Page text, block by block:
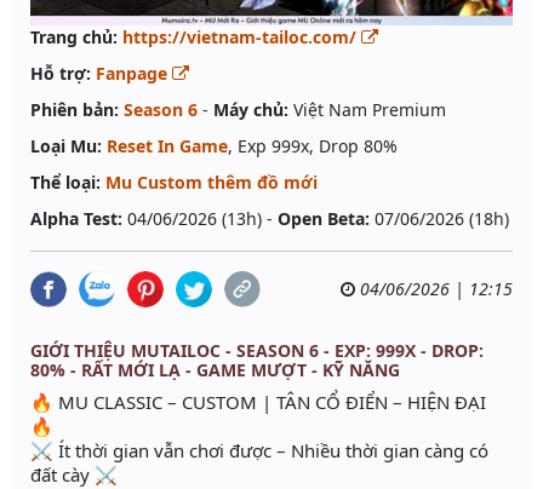
Trang chủ: https://vietnam-tailoc.com/
Hỗ trợ: Fanpage
Phiên bản: Season 6 - Máy chủ: Việt Nam Premium
Loại Mu: Reset In Game, Exp 999x, Drop 80%
Thể loại: Mu Custom thêm đồ mới
Alpha Test: 04/06/2026 (13h) - Open Beta: 07/06/2026 (18h)
04/06/2026 | 12:15
GIỚI THIỆU MUTAILOC - SEASON 6 - EXP: 999X - DROP:
80% - RẤT MỚI LẠ - GAME MƯỢT - KỸ NĂNG
🔥 MU CLASSIC – CUSTOM | TÂN CỔ ĐIỂN – HIỆN ĐẠI
🔥
⚔️ Ít thời gian vẫn chơi được – Nhiều thời gian càng có
đất cày ⚔️